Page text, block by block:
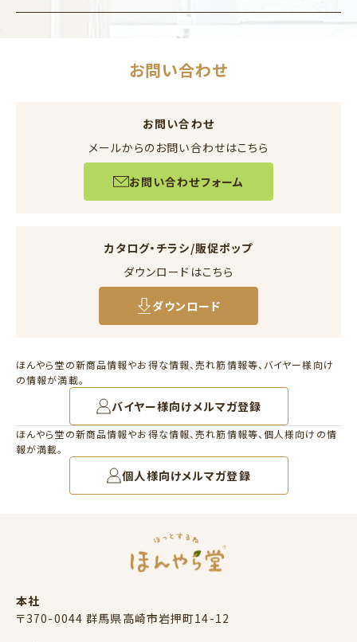
お問い合わせ
お問い合わせ
メールからのお問い合わせはこちら
お問い合わせフォーム
カタログ・チラシ/販促ポップ
ダウンロードはこちら
ダウンロード
ほんやら堂の新商品情報やお得な情報、売れ筋情報等、バイヤー様向け
の情報が満載。
バイヤー様向けメルマガ登録
ほんやら堂の新商品情報やお得な情報、売れ筋情報等、個人様向けの情
報が満載。
個人様向けメルマガ登録
本社
〒370-0044 群馬県高崎市岩押町14-12